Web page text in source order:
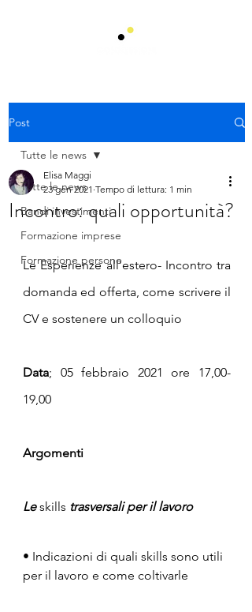
Post
Tutte le news
Bandi investimenti
Formazione imprese
Formazione persone
Tutte le news
Incontro: quali opportunità?
Elisa Maggi
23 gen 2021 Tempo di lettura: 1 min
Le Esperienze all’estero- Incontro tra
domanda ed offerta, come scrivere il
CV e sostenere un colloquio
Data; 05 febbraio 2021 ore 17,00-
19,00
Argomenti
Le skills trasversali per il lavoro
• ​Indicazioni di quali skills sono utili
per il lavoro e come coltivarle